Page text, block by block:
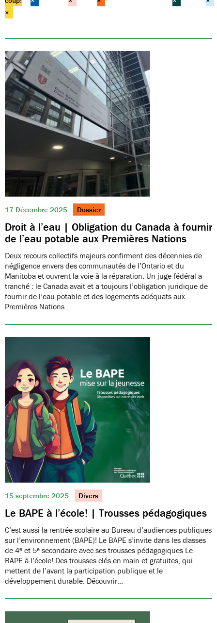
17 Décembre 2025 Dossier
Droit à l’eau | Obligation du Canada à fournir
de l’eau potable aux Premières Nations
Deux recours collectifs majeurs confirment des décennies de
négligence envers des communautés de l’Ontario et du
Manitoba et ouvrent la voie à la réparation. Un juge fédéral a
tranché : le Canada avait et a toujours l’obligation juridique de
fournir de l’eau potable et des logements adéquats aux
Premières Nations…
15 septembre 2025 Divers
Le BAPE à l’école! | Trousses pédagogiques
C’est aussi la rentrée scolaire au Bureau d’audiences publiques
sur l’environnement (BAPE)! Le BAPE s’invite dans les classes
de 4ᵉ et 5ᵉ secondaire avec ses trousses pédagogiques Le
BAPE à l’école! Des trousses clés en main et gratuites, qui
mettent de l’avant la participation publique et le
développement durable. Découvrir…
×